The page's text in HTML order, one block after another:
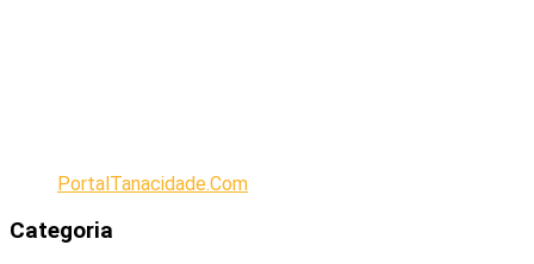
PortalTanacidade.Com
Categoria